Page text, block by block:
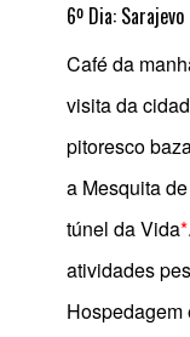
6º Dia: Sarajevo
Café da
visita da
pitoresco
a Mesquita
túnel da Vida*
atividades
Hospedagem